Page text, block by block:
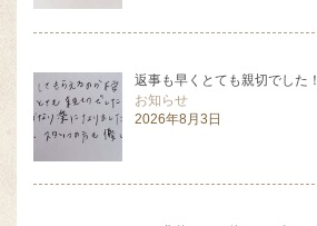
返事も早くとても親切でした！
お知らせ
2026年8月3日